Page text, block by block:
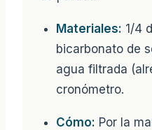
Materiales: 1/4
bicarbonato de
agua filtrada
cronómetro.
Cómo: Por la